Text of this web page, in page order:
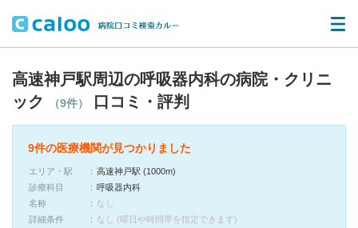
高速神戸駅周辺の呼吸器内科の病院・クリニ
ック
（9件） 口コミ・評判
9件の医療機関が見つかりました
エリア・駅
高速神戸駅 (1000m)
診療科目
呼吸器内科
名称
なし
詳細条件
なし (曜日や時間帯を指定できます)